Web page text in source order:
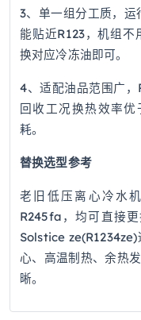
3、单一组分工质，
能贴近R123，机组
换对应冷冻油即可。
4、适配油品范围广，
回收工况换热效率
耗。
替换选型参考
老旧低压离心冷水
R245fa，均可直接
Solstice
心、高温制热、余热
晰。